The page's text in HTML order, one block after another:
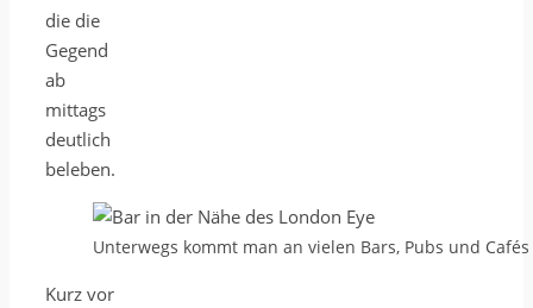
die die
Gegend
ab
mittags
deutlich
beleben.
Unterwegs kommt man an vielen Bars, Pubs und Cafés
Kurz vor